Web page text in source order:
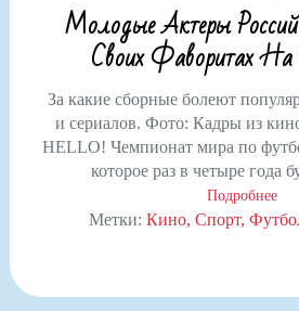
Молодые Актеры
Своих Фаворитах
За какие сборные болеют
и сериалов. Фото: Кадры из
HELLO! Чемпионат мира по
которое раз в четыре года
Подробнее
Метки: Кино Спорт